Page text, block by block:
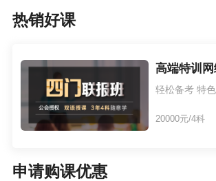
热销好课
高端特训
轻松备考 特
20000元/4科
申请购课优惠